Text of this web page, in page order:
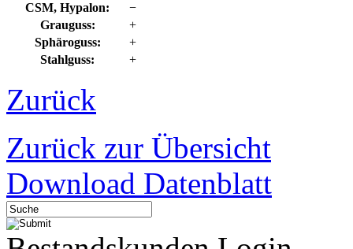
CSM, Hypalon:
−
Grauguss:
+
Sphäroguss:
+
Stahlguss:
+
Zurück
Zurück zur Übersicht
Download Datenblatt